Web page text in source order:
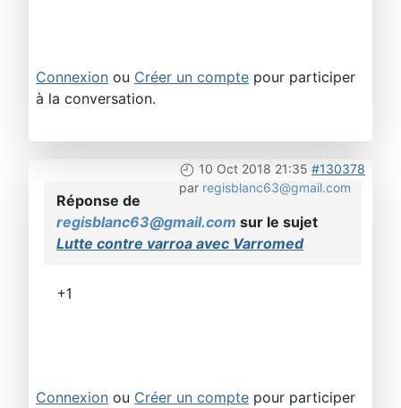
Connexion ou Créer un compte pour participer
à la conversation.
10 Oct 2018 21:35 #130378
par regisblanc63@gmail.com
Réponse de
regisblanc63@gmail.com sur le sujet
Lutte contre varroa avec Varromed
+1
Connexion ou Créer un compte pour participer